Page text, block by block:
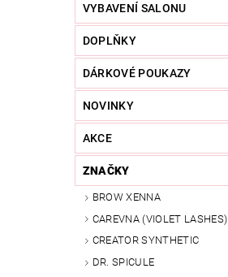
VYBAVENÍ SALONU
DOPLŇKY
DÁRKOVÉ POUKAZY
NOVINKY
AKCE
ZNAČKY
BROW XENNA
CAREVNA (VIOLET LASHES)
CREATOR SYNTHETIC
DR. SPICULE